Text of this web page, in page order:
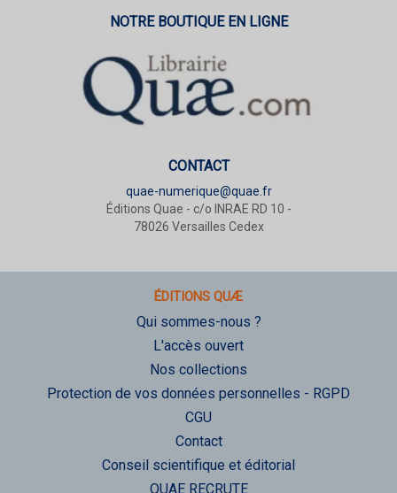
NOTRE BOUTIQUE EN LIGNE
CONTACT
quae-numerique@quae.fr
Éditions Quae - c/o INRAE RD 10 -
78026 Versailles Cedex
ÉDITIONS QUÆ
Qui sommes-nous ?
L'accès ouvert
Nos collections
Protection de vos données personnelles - RGPD
CGU
Contact
Conseil scientifique et éditorial
QUAE RECRUTE